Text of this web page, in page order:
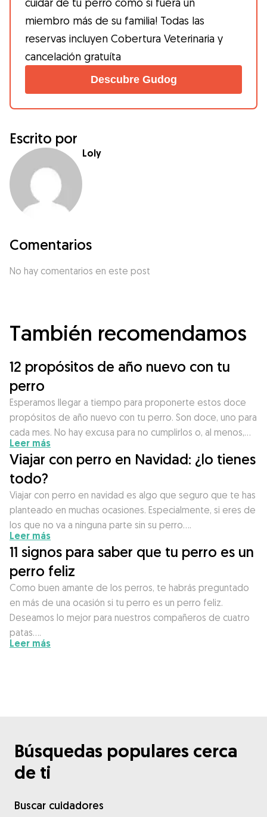
miembro más de su familia! Todas las
reservas incluyen Cobertura Veterinaria y
cancelación gratuíta
Descubre Gudog
Escrito por
Loly
Comentarios
No hay comentarios en este post
También recomendamos
12 propósitos de año nuevo con tu
perro
Esperamos llegar a tiempo para proponerte estos doce
propósitos de año nuevo con tu perro. Son doce, uno para
cada mes. No hay excusa para no cumplirlos o, al menos,…
Leer más
Viajar con perro en Navidad: ¿lo tienes
todo?
Viajar con perro en navidad es algo que seguro que te has
planteado en muchas ocasiones. Especialmente, si eres de
los que no va a ninguna parte sin su perro….
Leer más
11 signos para saber que tu perro es un
perro feliz
Como buen amante de los perros, te habrás preguntado
en más de una ocasión si tu perro es un perro feliz.
Deseamos lo mejor para nuestros compañeros de cuatro
patas….
Leer más
Búsquedas populares cerca
de ti
Buscar cuidadores